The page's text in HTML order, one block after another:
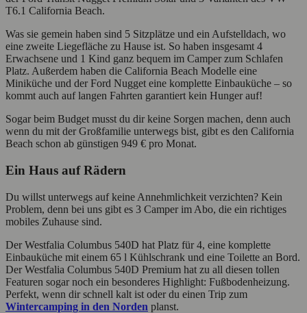
T6.1 California Beach.
Was sie gemein haben sind 5 Sitzplätze und ein Aufstelldach, wo
eine zweite Liegefläche zu Hause ist. So haben insgesamt 4
Erwachsene und 1 Kind ganz bequem im Camper zum Schlafen
Platz. Außerdem haben die California Beach Modelle eine
Miniküche und der Ford Nugget eine komplette Einbauküche – so
kommt auch auf langen Fahrten garantiert kein Hunger auf!
Sogar beim Budget musst du dir keine Sorgen machen, denn auch
wenn du mit der Großfamilie unterwegs bist, gibt es den California
Beach schon ab günstigen 949 € pro Monat.
Ein Haus auf Rädern
Du willst unterwegs auf keine Annehmlichkeit verzichten? Kein
Problem, denn bei uns gibt es 3 Camper im Abo, die ein richtiges
mobiles Zuhause sind.
Der Westfalia Columbus 540D hat Platz für 4, eine komplette
Einbauküche mit einem 65 l Kühlschrank und eine Toilette an Bord.
Der Westfalia Columbus 540D Premium hat zu all diesen tollen
Featuren sogar noch ein besonderes Highlight: Fußbodenheizung.
Perfekt, wenn dir schnell kalt ist oder du einen Trip zum
Wintercamping in den Norden planst.